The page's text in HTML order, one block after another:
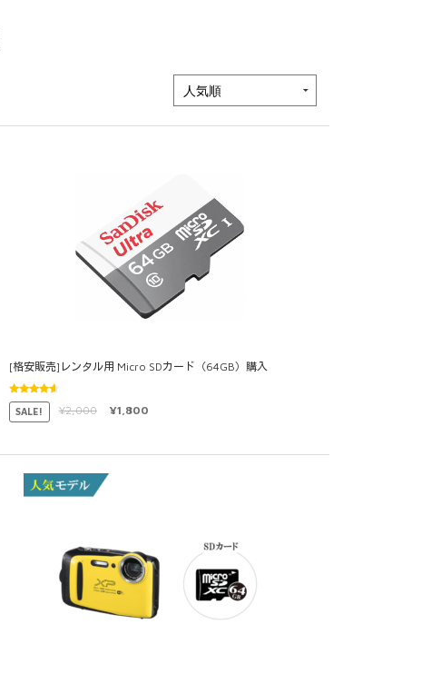
[格安販売]レンタル用 Micro SDカード（64GB）購入
5段階中
の評
SALE! ¥2,000 ¥1,800